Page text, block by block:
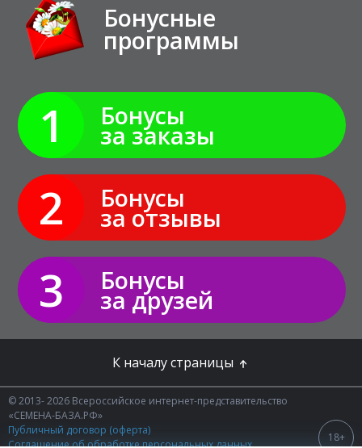
Бонусные
программы
1 Бонусы
за заказы
2 Бонусы
за отзывы
3 Бонусы
за друзей
К началу страницы
© 2013- 2026 Всероссийское интернет-представительство
«СЕМЕНА-БАЗА.РФ»
Публичный договор (оферта)
Соглашение об обработке персональных данных
18+